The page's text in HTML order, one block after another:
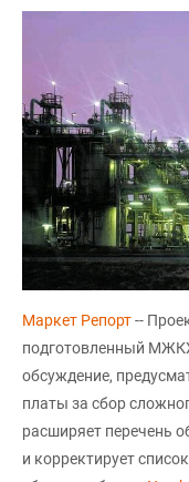
Маркет Репорт--
подготовленный
обсуждение,
платы за сбор
расширяет перечень
и корректирует